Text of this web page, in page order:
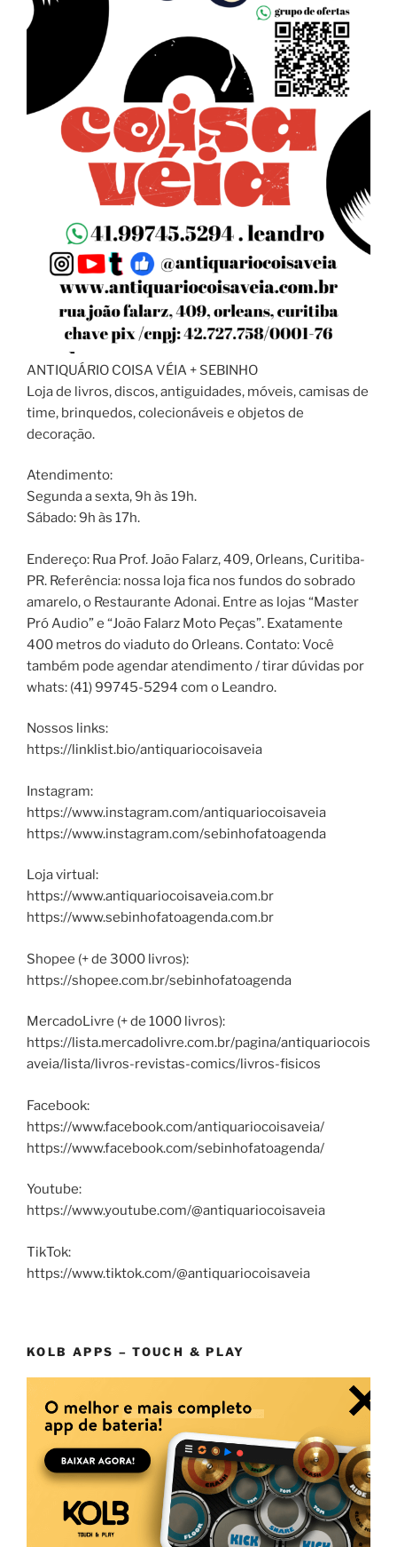
ANTIQUÁRIO COISA VÉIA + SEBINHO
Loja de livros, discos, antiguidades, móveis, camisas de
time, brinquedos, colecionáveis e objetos de
decoração.
Atendimento:
Segunda a sexta, 9h às 19h.
Sábado: 9h às 17h.
Endereço: Rua Prof. João Falarz, 409, Orleans, Curitiba-
PR. Referência: nossa loja fica nos fundos do sobrado
amarelo, o Restaurante Adonai. Entre as lojas “Master
Pró Audio” e “João Falarz Moto Peças”. Exatamente
400 metros do viaduto do Orleans. Contato: Você
também pode agendar atendimento / tirar dúvidas por
whats: (41) 99745-5294 com o Leandro.
Nossos links:
https://linklist.bio/antiquariocoisaveia
Instagram:
https://www.instagram.com/antiquariocoisaveia
https://www.instagram.com/sebinhofatoagenda
Loja virtual:
https://www.antiquariocoisaveia.com.br
https://www.sebinhofatoagenda.com.br
Shopee (+ de 3000 livros):
https://shopee.com.br/sebinhofatoagenda
MercadoLivre (+ de 1000 livros):
https://lista.mercadolivre.com.br/pagina/antiquariocois
aveia/lista/livros-revistas-comics/livros-fisicos
Facebook:
https://www.facebook.com/antiquariocoisaveia/
https://www.facebook.com/sebinhofatoagenda/
Youtube:
https://www.youtube.com/@antiquariocoisaveia
TikTok:
https://www.tiktok.com/@antiquariocoisaveia
KOLB APPS – TOUCH & PLAY